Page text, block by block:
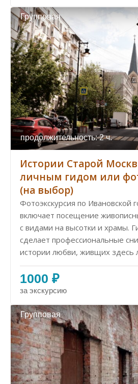
Групповая
продолжительность: 2 ч.
Истории Старой
личным гидом или
(на выбор)
Фотоэкскурсия по Ивановской
включает посещение
с видами на высотки и храмы.
сделает профессиональные
истории любви, живщих здесь
1000 ₽
за экскурсию
Групповая